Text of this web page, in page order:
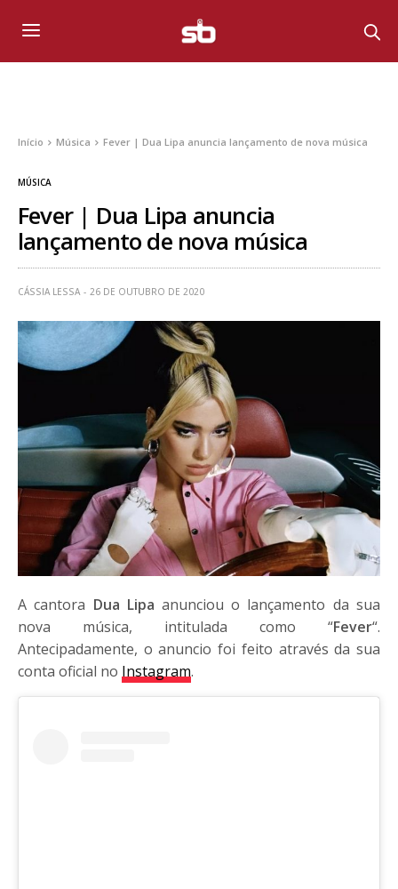
Início Música Fever | Dua Lipa anuncia lançamento de nova música
MÚSICA
Fever | Dua Lipa anuncia
lançamento de nova música
CÁSSIA LESSA 26 DE OUTUBRO DE 2020
A cantora Dua Lipa anunciou o lançamento da sua
nova música, intitulada como “Fever“.
Antecipadamente, o anuncio foi feito através da sua
conta oficial no Instagram.